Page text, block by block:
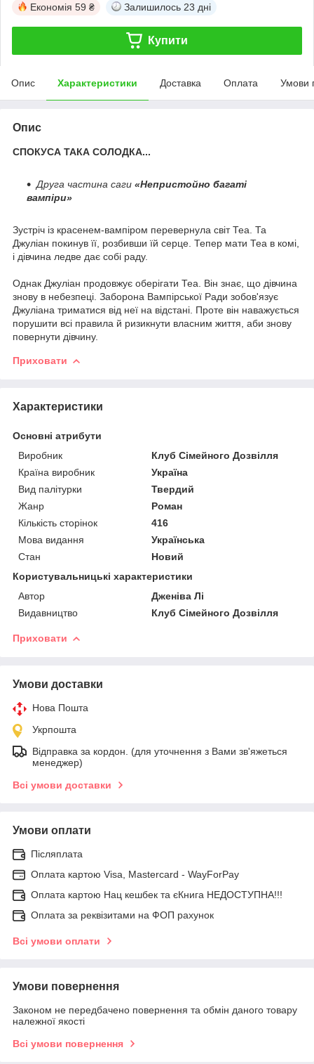
Економія 59 ₴ Залишилось 23 дні
Купити
Опис Характеристики Доставка Оплата Умови
Опис
СПОКУСА ТАКА СОЛОДКА...
Друга частина саги «Непристойно багаті
вампіри»
Зустріч із красенем-вампіром перевернула світ Теа. Та
Джуліан покинув її, розбивши їй серце. Тепер мати Теа в комі,
і дівчина ледве дає собі раду.
Однак Джуліан продовжує оберігати Теа. Він знає, що дівчина
знову в небезпеці. Заборона Вампірської Ради зобов'язує
Джуліана триматися від неї на відстані. Проте він наважується
порушити всі правила й ризикнути власним життя, аби знову
повернути дівчину.
Приховати
Характеристики
Основні атрибути
Виробник
Клуб Сімейного Дозвілля
Країна виробник
Україна
Вид палітурки
Твердий
Жанр
Роман
Кількість сторінок
416
Мова видання
Українська
Стан
Новий
Користувальницькі характеристики
Автор
Дженіва Лі
Видавництво
Клуб Сімейного Дозвілля
Приховати
Умови доставки
Нова Пошта
Укрпошта
Відправка за кордон. (для уточнення з Вами зв'яжеться
менеджер)
Всі умови доставки
Умови оплати
Післяплата
Оплата картою Visa, Mastercard - WayForPay
Оплата картою Нац кешбек та єКнига НЕДОСТУПНА!!!
Оплата за реквізитами на ФОП рахунок
Всі умови оплати
Умови повернення
Законом не передбачено повернення та обмін даного товару
належної якості
Всі умови повернення